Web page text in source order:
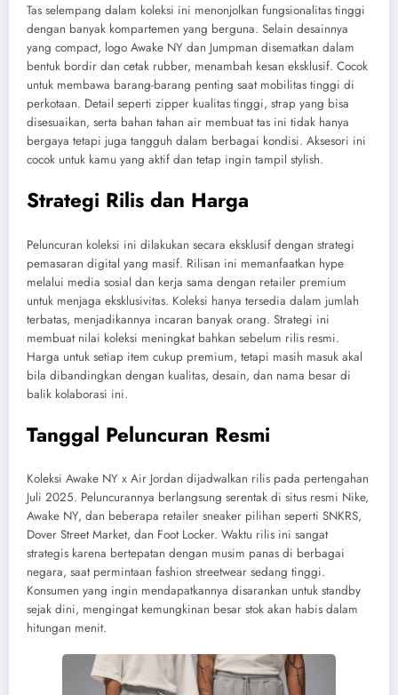
Tas selempang dalam koleksi ini menonjolkan fungsionalitas tinggi
dengan banyak kompartemen yang berguna. Selain desainnya
yang compact, logo Awake NY dan Jumpman disematkan dalam
bentuk bordir dan cetak rubber, menambah kesan eksklusif. Cocok
untuk membawa barang-barang penting saat mobilitas tinggi di
perkotaan. Detail seperti zipper kualitas tinggi, strap yang bisa
disesuaikan, serta bahan tahan air membuat tas ini tidak hanya
bergaya tetapi juga tangguh dalam berbagai kondisi. Aksesori ini
cocok untuk kamu yang aktif dan tetap ingin tampil stylish.
Strategi Rilis dan Harga
Peluncuran koleksi ini dilakukan secara eksklusif dengan strategi
pemasaran digital yang masif. Rilisan ini memanfaatkan hype
melalui media sosial dan kerja sama dengan retailer premium
untuk menjaga eksklusivitas. Koleksi hanya tersedia dalam jumlah
terbatas, menjadikannya incaran banyak orang. Strategi ini
membuat nilai koleksi meningkat bahkan sebelum rilis resmi.
Harga untuk setiap item cukup premium, tetapi masih masuk akal
bila dibandingkan dengan kualitas, desain, dan nama besar di
balik kolaborasi ini.
Tanggal Peluncuran Resmi
Koleksi Awake NY x Air Jordan dijadwalkan rilis pada pertengahan
Juli 2025. Peluncurannya berlangsung serentak di situs resmi Nike,
Awake NY, dan beberapa retailer sneaker pilihan seperti SNKRS,
Dover Street Market, dan Foot Locker. Waktu rilis ini sangat
strategis karena bertepatan dengan musim panas di berbagai
negara, saat permintaan fashion streetwear sedang tinggi.
Konsumen yang ingin mendapatkannya disarankan untuk standby
sejak dini, mengingat kemungkinan besar stok akan habis dalam
hitungan menit.